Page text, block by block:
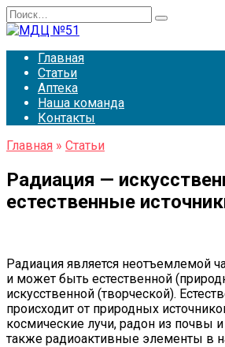
Перейти
к
Search
for:
Главная
Статьи
Аптека
Наша команда
Контакты
Главная » Статьи
Радиация —
естественные
Радиация является неотъемлемой
и может быть естественной
искусственной (творческой).
происходит от природных
космические лучи, радон из почвы
также радиоактивные элементы в